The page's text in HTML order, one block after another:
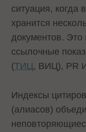
ситуация, когда
хранится
документов. Это
ссылочные
(ТИЦ, ВИЦ), PR
Индексы
(алиасов)